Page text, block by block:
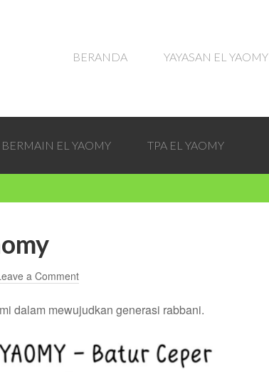
BERANDA YAYASAN EL YAOMY
EL YAOMY TPA EL YAOMY
a Comment
dalam mewujudkan generasi rabbani.